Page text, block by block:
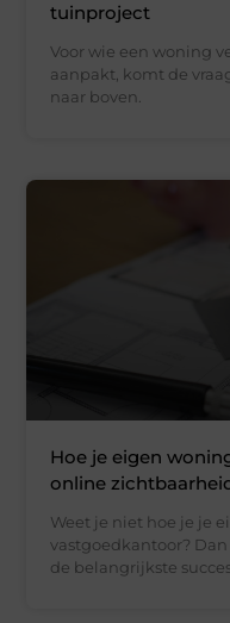
tuinproject
Voor wie een woning
aanpakt, komt de
naar boven.
Hoe je eigen
online
Weet je niet hoe je je
vastgoedkantoor?
de belangrijkste